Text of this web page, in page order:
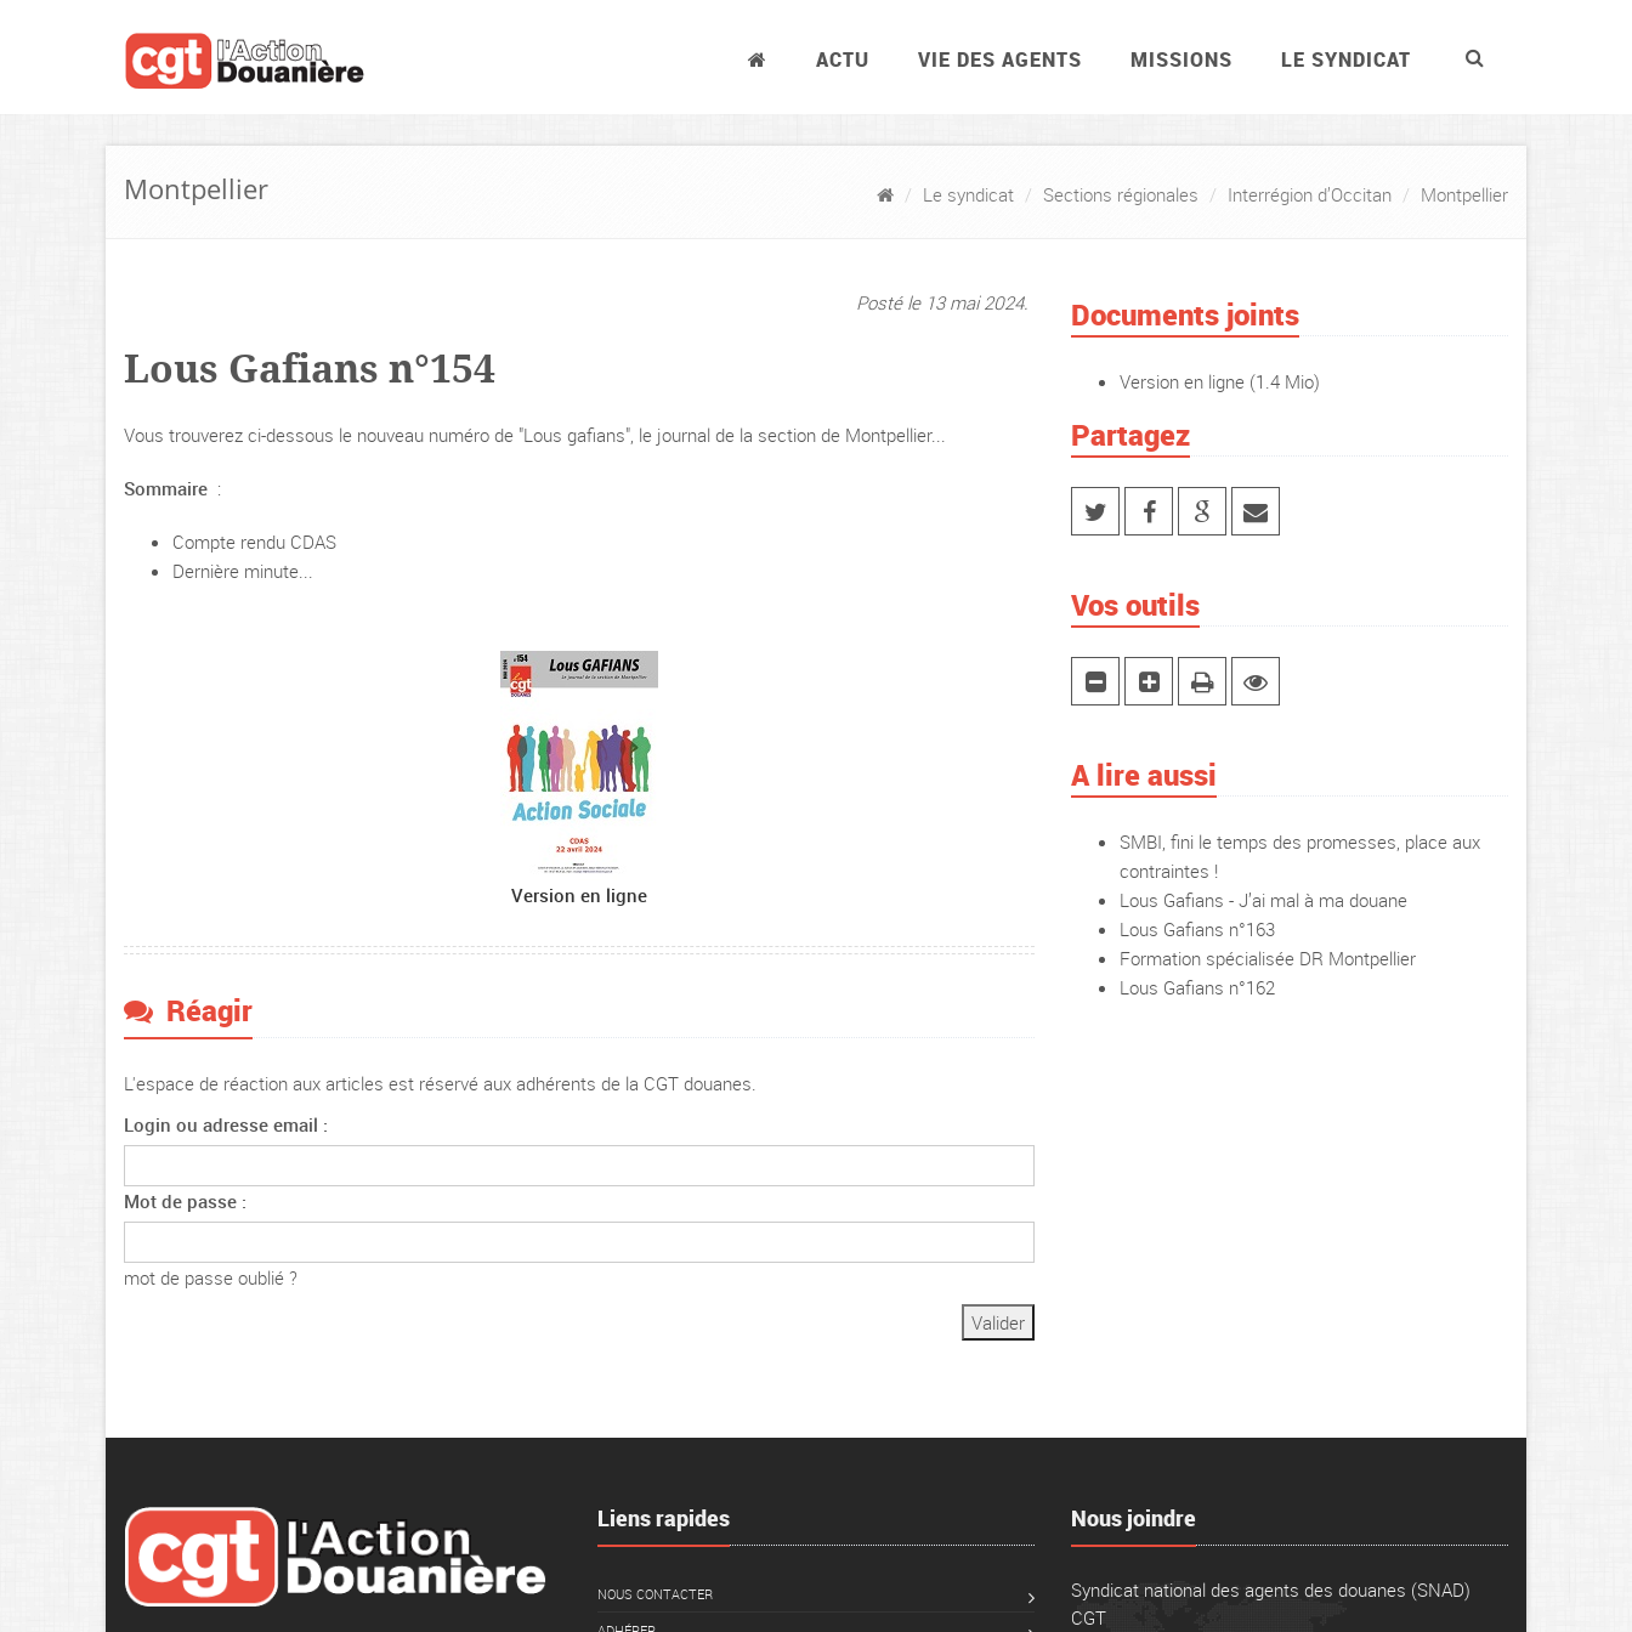
ACTU VIE DES AGENTS MISSIONS LE SYNDICAT
Montpellier Le syndicat Sections régionales Interrégion d’Occitan Montpellier
Posté le 13 mai 2024.
Lous Gafians n°154
Vous trouverez ci-dessous le nouveau numéro de "Lous gafians", le journal de la section de Montpellier...
Sommaire :
Compte rendu CDAS
Dernière minute...
Version en ligne
Réagir
L'espace de réaction aux articles est réservé aux adhérents de la CGT douanes.
Login ou adresse email :
Mot de passe :
mot de passe oublié ?
Documents joints
Version en ligne (1.4 Mio)
Partagez
Vos outils
A lire aussi
SMBI, fini le temps des promesses, place aux
contraintes !
Lous Gafians - J’ai mal à ma douane
Lous Gafians n°163
Formation spécialisée DR Montpellier
Lous Gafians n°162
Liens rapides
NOUS CONTACTER
Nous joindre
Syndicat national des agents des douanes (SNAD)
CGT